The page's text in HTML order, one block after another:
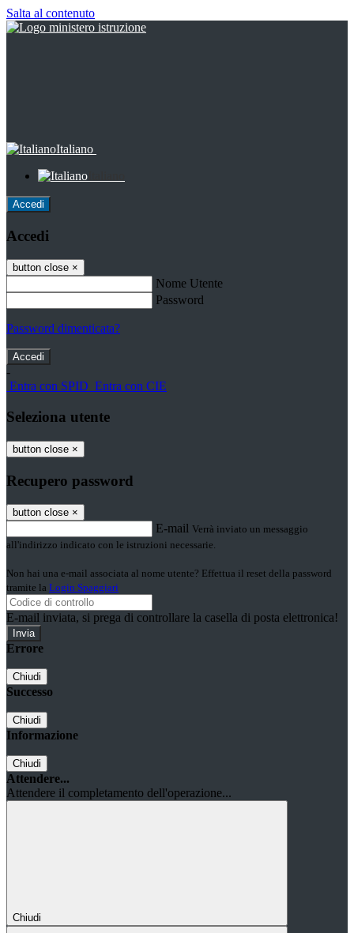
Salta al contenuto
Italiano
Accedi
Accedi
button close ×
Nome Utente
Password
Password dimenticata?
-
Entra con SPID Entra con CIE
Seleziona utente
button close ×
Recupero password
button close ×
E-mail Verrà inviato un messaggio
all'indirizzo indicato con le istruzioni necessarie.
Non hai una e-mail associata al nome utente? Effettua il reset della password
tramite la Login Spaggiari
E-mail inviata, si prega di controllare la casella di posta elettronica!
Errore
Chiudi
Successo
Chiudi
Informazione
Chiudi
Attendere...
Attendere il completamento dell'operazione...
Chiudi